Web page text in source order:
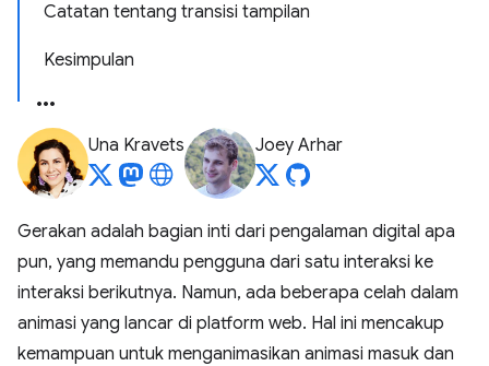
Catatan tentang transisi tampilan
Kesimpulan
Una Kravets Joey Arhar
Gerakan adalah bagian inti dari pengalaman digital apa
pun, yang memandu pengguna dari satu interaksi ke
interaksi berikutnya. Namun, ada beberapa celah dalam
animasi yang lancar di platform web. Hal ini mencakup
kemampuan untuk menganimasikan animasi masuk dan